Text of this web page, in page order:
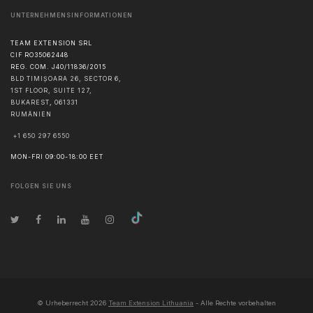
UNTERNEHMENSINFORMATIONEN
TEAM EXTENSION SRL
CIF RO35062448
REG. COM. J40/11836/2015
BLD TIMIȘOARA 26, SECTOR 6,
1ST FLOOR, SUITE 127,
BUKAREST
061331
RUMÄNIEN
+1 650 297 6550
MON-FRI 09:00-18:00 EET
FOLGEN SIE UNS
© Urheberrecht 2026 Team Extension Lithuania - Alle Rechte vorbehalten